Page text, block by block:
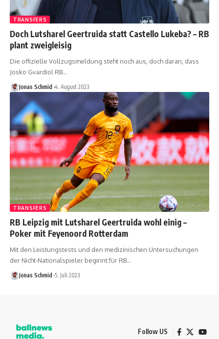
TRANSFERS
Doch Lutsharel Geertruida statt Castello Lukeba? – RB
plant zweigleisig
Die offizielle Vollzugsmeldung steht noch aus, doch daran, dass
Josko Gvardiol RB…
Jonas Schmid 4. August 2023
TRANSFERS
RB Leipzig mit Lutsharel Geertruida wohl einig –
Poker mit Feyenoord Rotterdam
Mit den Leistungstests und den medizinischen Untersuchungen
der Nicht-Nationalspieler beginnt für RB…
Jonas Schmid 5. Juli 2023
Follow US